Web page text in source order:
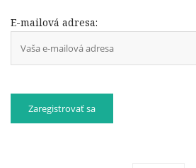
E-mailová adresa: